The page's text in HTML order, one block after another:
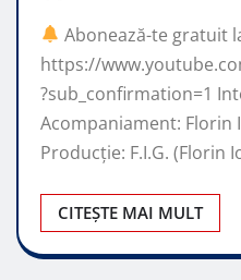
Abonează-te gratuit
https://
?sub_confirmation=1
Acompaniament: Florin
Producție: F.I.G. (Florin
CITEȘTE MAI MULT